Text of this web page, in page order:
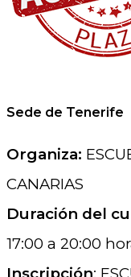
Sede de Tenerife
Organiza:
CANARIAS
Duración del
17:00 a 20:00